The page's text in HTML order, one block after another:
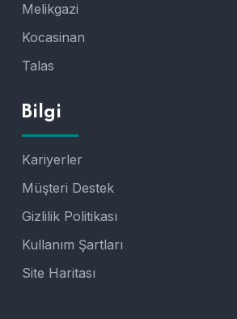
Melikgazi
Kocasinan
Talas
Bilgi
Kariyerler
Müşteri Destek
Gizlilik Politikası
Kullanım Şartları
Site Haritası